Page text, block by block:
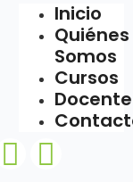
Inicio
Quiénes
Somos
Cursos